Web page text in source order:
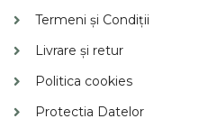
Termeni și Condiții
Livrare și retur
Politica cookies
Protectia Datelor